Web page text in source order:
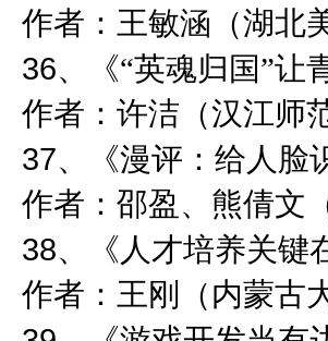
作者：王敏涵（湖北
36、《“英魂归国”让
作者：许洁（汉江师
37、《漫评：给人脸
作者：邵盈、熊倩文
38、《人才培养关键
作者：王刚（内蒙古